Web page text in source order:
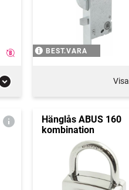
BEST.VARA
Visa
Hänglås ABUS 160
kombination